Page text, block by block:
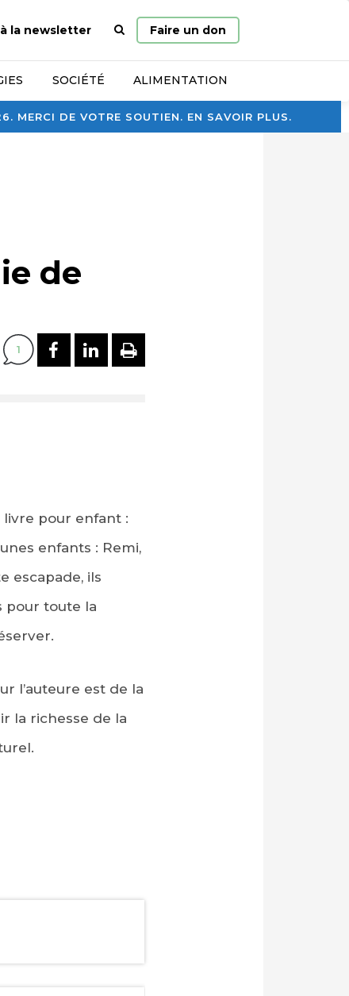
MERCI DE VOTRE SOUTIEN. EN SAVOIR PLUS.
la newsletter
Page
d’accueil
Faire un don
SOCIÉTÉ ALIMENTATION
de
1 PARTAGER SUR FACEBOOK
PARTAGER SUR
IMPRIMER
pour enfant :
enfants : Remi,
escapade, ils
pour toute la
l’auteure est de la
la richesse de la